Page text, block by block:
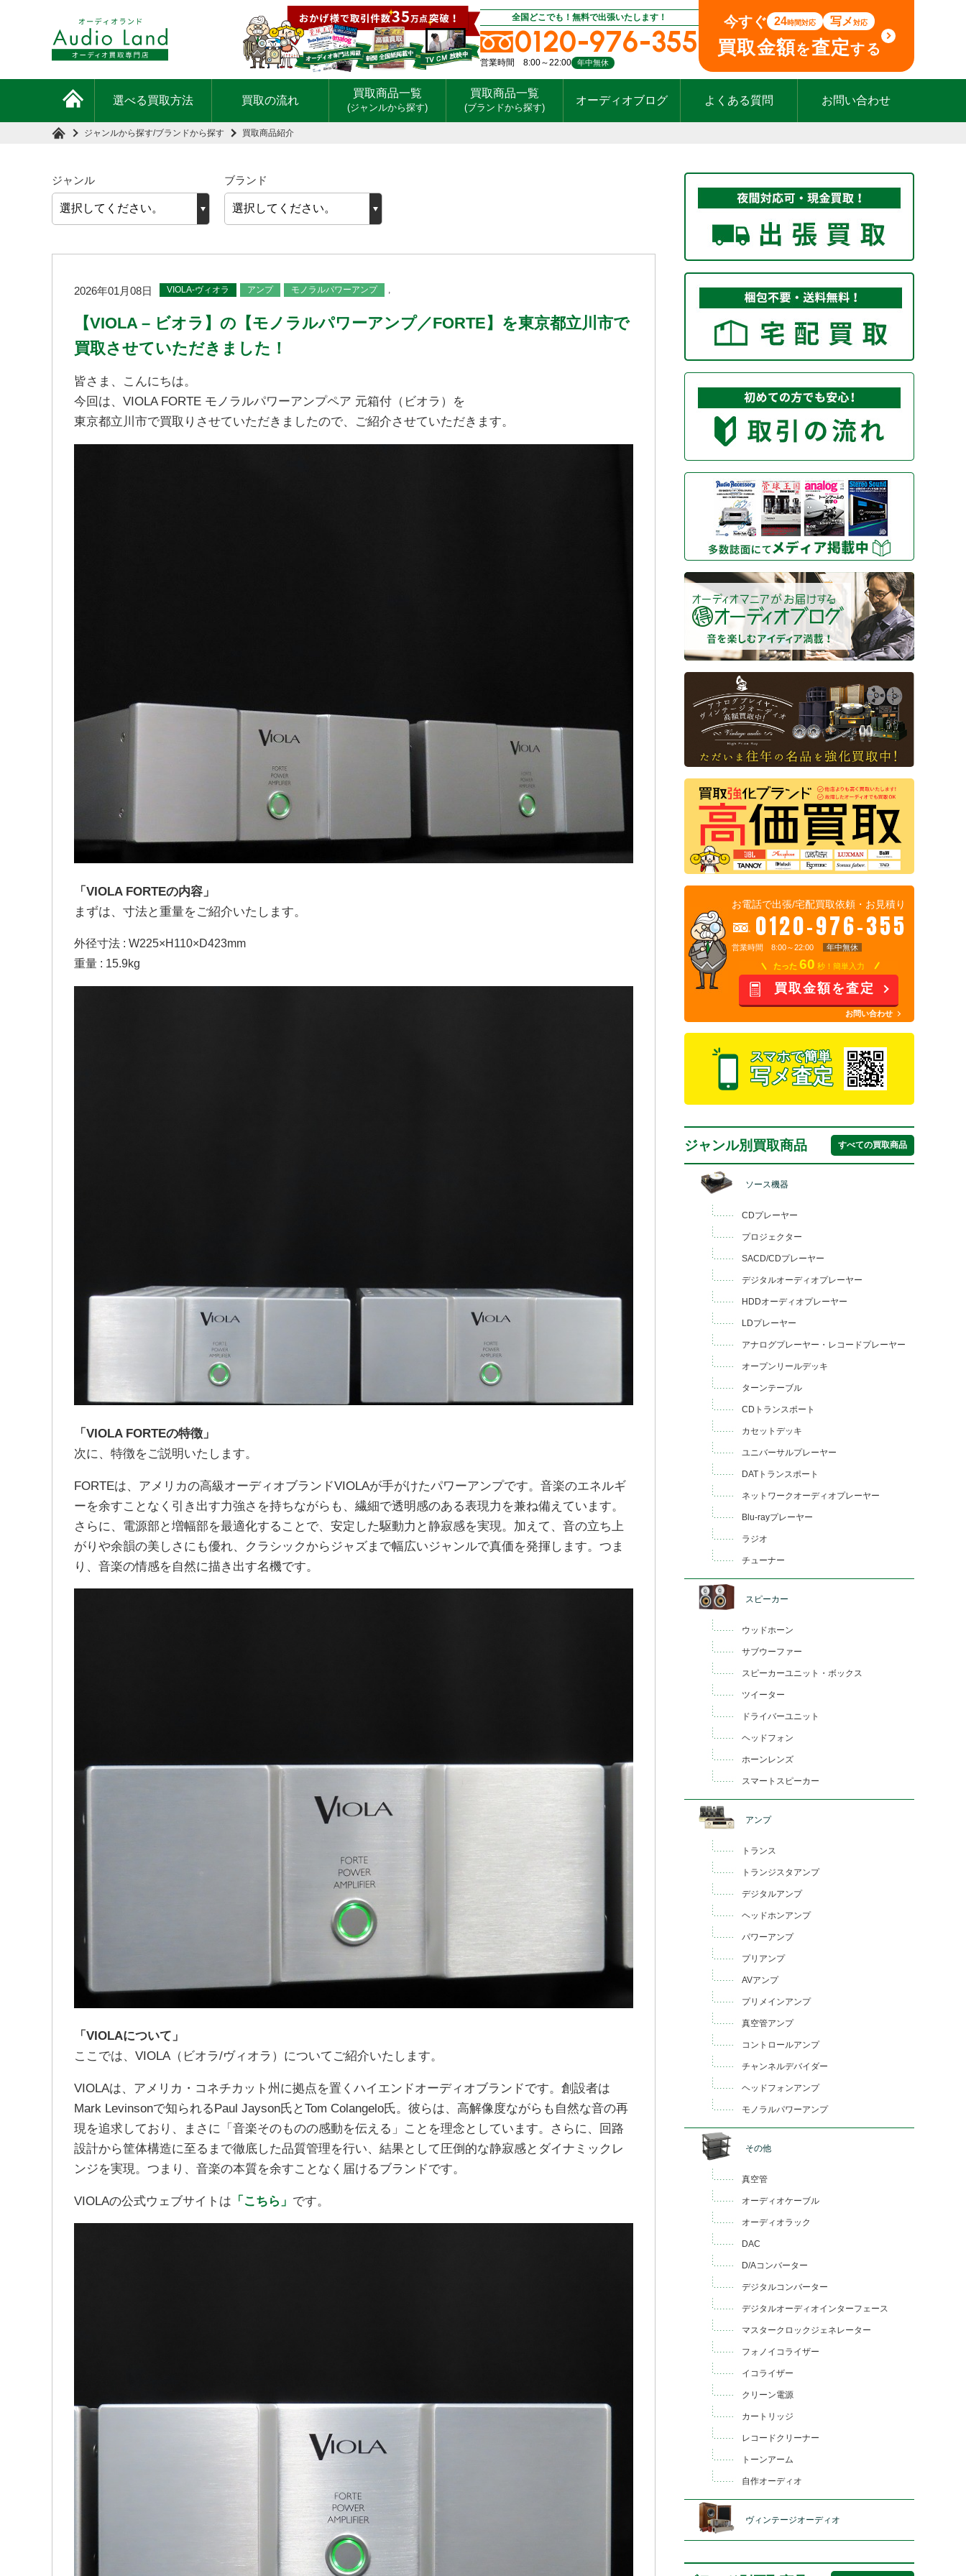
全国どこでも！無料で出張いたします！
0120-976-355
営業時間 8:00～22:00 年中無休
今すぐ 24時間対応 写メ対応
買取金額を査定する
選べる買取方法 買取の流れ
買取商品一覧
(ジャンルから探す)
買取商品一覧
(ブランドから探す)
オーディオブログ よくある質問 お問い合わせ
ジャンルから探す/ブランドから探す 買取商品紹介
ジャンル ブランド
2026年01月08日 VIOLA-ヴィオラ アンプ ,
モノラルパワーアンプ
【VIOLA – ビオラ】の【モノラルパワーアンプ／FORTE】を東京都立川市で
買取させていただきました！
皆さま、こんにちは。
今回は、VIOLA FORTE モノラルパワーアンプペア 元箱付（ビオラ）を
東京都立川市で買取りさせていただきましたので、ご紹介させていただきます。
「VIOLA FORTEの内容」
まずは、寸法と重量をご紹介いたします。
外径寸法 : W225×H110×D423mm
重量 : 15.9kg
「VIOLA FORTEの特徴」
次に、特徴をご説明いたします。
FORTEは、アメリカの高級オーディオブランドVIOLAが手がけたパワーアンプです。音楽のエネルギ
ーを余すことなく引き出す力強さを持ちながらも、繊細で透明感のある表現力を兼ね備えています。
さらに、電源部と増幅部を最適化することで、安定した駆動力と静寂感を実現。加えて、音の立ち上
がりや余韻の美しさにも優れ、クラシックからジャズまで幅広いジャンルで真価を発揮します。つま
り、音楽の情感を自然に描き出す名機です。
「VIOLAについて」
ここでは、VIOLA（ビオラ/ヴィオラ）についてご紹介いたします。
VIOLAは、アメリカ・コネチカット州に拠点を置くハイエンドオーディオブランドです。創設者は
Mark Levinsonで知られるPaul Jayson氏とTom Colangelo氏。彼らは、高解像度ながらも自然な音の再
現を追求しており、まさに「音楽そのものの感動を伝える」ことを理念としています。さらに、回路
設計から筐体構造に至るまで徹底した品質管理を行い、結果として圧倒的な静寂感とダイナミックレ
ンジを実現。つまり、音楽の本質を余すことなく届けるブランドです。
VIOLAの公式ウェブサイトは 「こちら」 です。
お電話で出張/宅配買取依頼・お見積り
0120-976-355
営業時間 8:00～22:00 年中無休
たった 60 秒！簡単入力
買取金額を査定
お問い合わせ
スマホで簡単
写メ査定
ジャンル別買取商品 すべての買取商品
ソース機器
CDプレーヤー
プロジェクター
SACD/CDプレーヤー
デジタルオーディオプレーヤー
HDDオーディオプレーヤー
LDプレーヤー
アナログプレーヤー・レコードプレーヤー
オープンリールデッキ
ターンテーブル
CDトランスポート
カセットデッキ
ユニバーサルプレーヤー
DATトランスポート
ネットワークオーディオプレーヤー
Blu-rayプレーヤー
ラジオ
チューナー
スピーカー
ウッドホーン
サブウーファー
スピーカーユニット・ボックス
ツイーター
ドライバーユニット
ヘッドフォン
ホーンレンズ
スマートスピーカー
アンプ
トランス
トランジスタアンプ
デジタルアンプ
ヘッドホンアンプ
パワーアンプ
プリアンプ
AVアンプ
プリメインアンプ
真空管アンプ
コントロールアンプ
チャンネルデバイダー
ヘッドフォンアンプ
モノラルパワーアンプ
その他
真空管
オーディオケーブル
オーディオラック
DAC
D/Aコンバーター
デジタルコンバーター
デジタルオーディオインターフェース
マスタークロックジェネレーター
フォノイコライザー
イコライザー
クリーン電源
カートリッジ
レコードクリーナー
トーンアーム
自作オーディオ
ヴィンテージオーディオ